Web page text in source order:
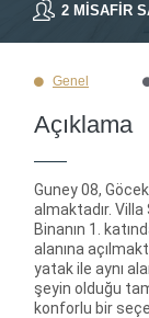
2 MISAFIR
Genel
Açıklama
Guney 08,
almaktadır.
Binanın 1.
alanına
yatak ile aynı
şeyin olduğu
konforlu bir